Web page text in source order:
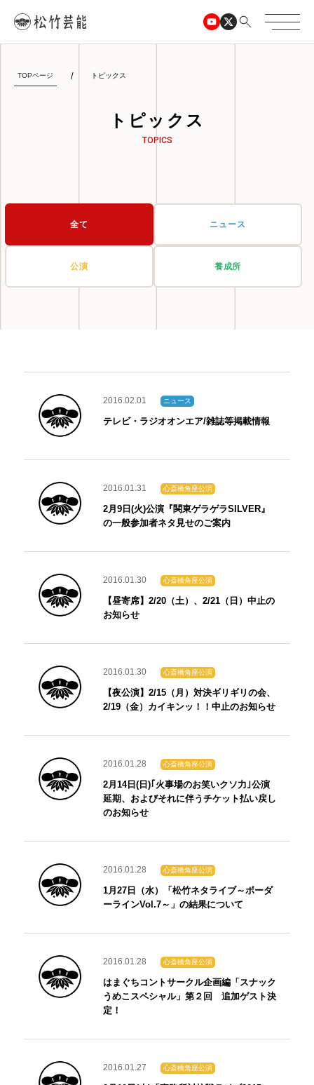
TOPページ トピックス
トピックス
TOPICS
全て ニュース
公演 養成所
2016.02.01 ニュース
テレビ・ラジオオンエア/雑誌等掲載情報
2016.01.31 心斎橋角座公演
2月9日(火)公演『関東ゲラゲラSILVER』
の一般参加者ネタ見せのご案内
2016.01.30 心斎橋角座公演
【昼寄席】2/20（土）、2/21（日）中止の
お知らせ
2016.01.30 心斎橋角座公演
【夜公演】2/15（月）対決ギリギリの会、
2/19（金）カイキンッ！！中止のお知らせ
2016.01.28 心斎橋角座公演
2月14日(日)｢火事場のお笑いクソ力｣公演
延期、およびそれに伴うチケット払い戻し
のお知らせ
2016.01.28 心斎橋角座公演
1月27日（水）「松竹ネタライブ～ボーダ
ーラインVol.7～」の結果について
2016.01.28 心斎橋角座公演
はまぐちコントサークル企画編「スナック
うめこスペシャル」第２回 追加ゲスト決
定！
2016.01.27 心斎橋角座公演